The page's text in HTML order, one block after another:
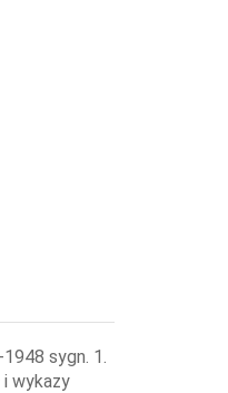
sygn. 1.
i wykazy